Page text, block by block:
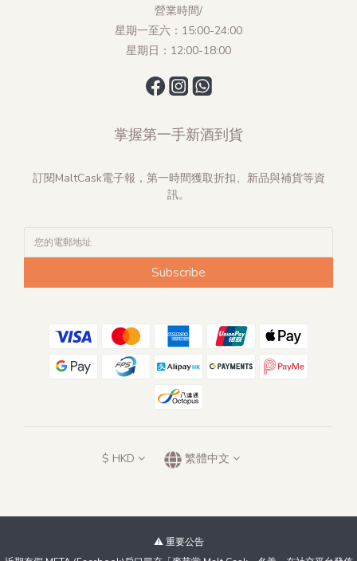
營業時間/
星期一至六：15:00-24:00
星期日：12:00-18:00
掌握第一手新酒到貨
訂閱MaltCask電子報，第一時間獲取折扣、新品與補貨等資
訊。
Subscribe
$ HKD 繁體中文
⚠️ 重要公告